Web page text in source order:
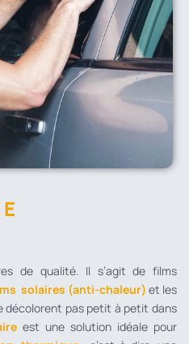
de qualité. Il s’agit de films
solaires (anti-chaleur) et les
décolorent pas petit à petit dans
est une solution idéale pour